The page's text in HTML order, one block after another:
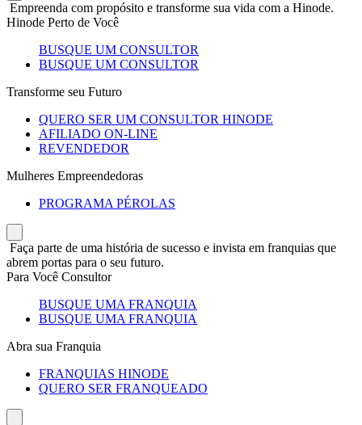
Empreenda com propósito e transforme sua vida com a Hinode.
Hinode Perto de Você
BUSQUE UM CONSULTOR
BUSQUE UM CONSULTOR
Transforme seu Futuro
QUERO SER UM CONSULTOR HINODE
AFILIADO ON-LINE
REVENDEDOR
Mulheres Empreendedoras
PROGRAMA PÉROLAS
Faça parte de uma história de sucesso e invista em franquias que
abrem portas para o seu futuro.
Para Você Consultor
BUSQUE UMA FRANQUIA
BUSQUE UMA FRANQUIA
Abra sua Franquia
FRANQUIAS HINODE
QUERO SER FRANQUEADO